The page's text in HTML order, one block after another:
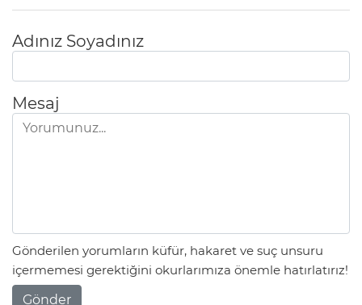
Adınız Soyadınız
Mesaj
Gönderilen yorumların küfür, hakaret ve suç unsuru
içermemesi gerektiğini okurlarımıza önemle hatırlatırız!
Gönder